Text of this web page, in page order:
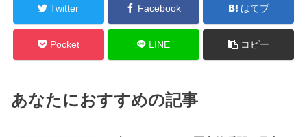
Twitter Facebook はてブ
Pocket LINE コピー
あなたにおすすめの記事